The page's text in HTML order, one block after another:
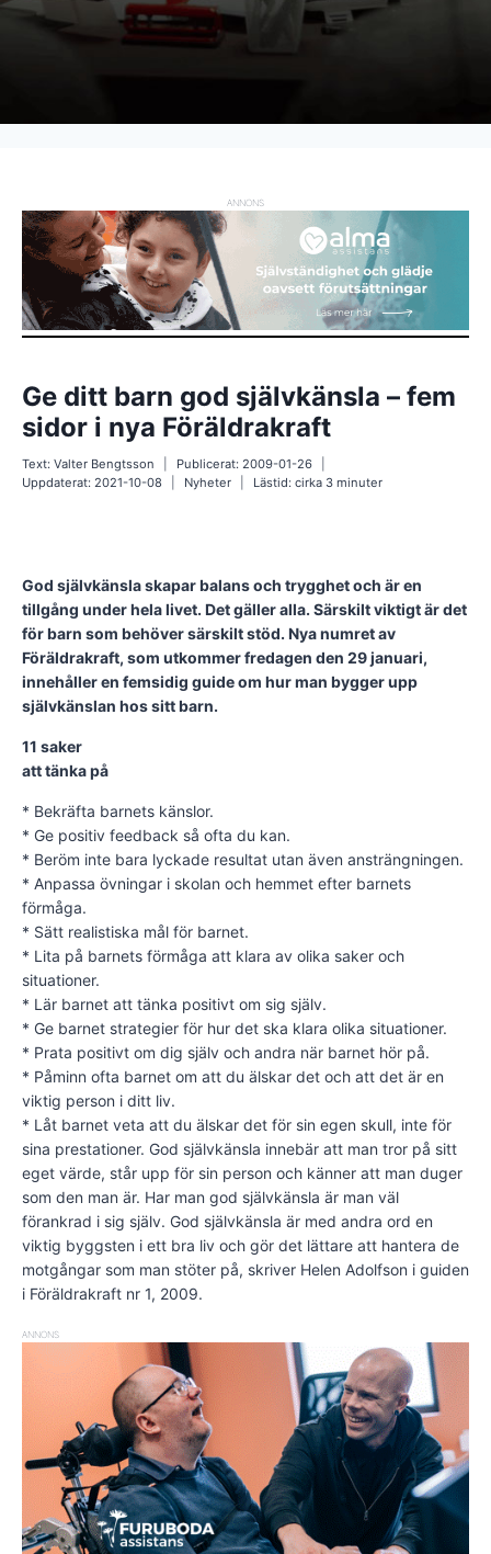
ANNONS
Ge ditt barn god självkänsla – fem
sidor i nya Föräldrakraft
Text: Valter Bengtsson Publicerat: 2009-01-26
Uppdaterat: 2021-10-08 Nyheter Lästid: cirka 3minuter
God självkänsla skapar balans och trygghet och är en
tillgång under hela livet. Det gäller alla. Särskilt viktigt är det
för barn som behöver särskilt stöd. Nya numret av
Föräldrakraft, som utkommer fredagen den 29 januari,
innehåller en femsidig guide om hur man bygger upp
självkänslan hos sitt barn.
11 saker
att tänka på
* Bekräfta barnets känslor.
* Ge positiv feedback så ofta du kan.
* Beröm inte bara lyckade resultat utan även ansträngningen.
* Anpassa övningar i skolan och hemmet efter barnets
förmåga.
* Sätt realistiska mål för barnet.
* Lita på barnets förmåga att klara av olika saker och
situationer.
* Lär barnet att tänka positivt om sig själv.
* Ge barnet strategier för hur det ska klara olika situationer.
* Prata positivt om dig själv och andra när barnet hör på.
* Påminn ofta barnet om att du älskar det och att det är en
viktig person i ditt liv.
* Låt barnet veta att du älskar det för sin egen skull, inte för
sina prestationer. God självkänsla innebär att man tror på sitt
eget värde, står upp för sin person och känner att man duger
som den man är. Har man god självkänsla är man väl
förankrad i sig själv. God självkänsla är med andra ord en
viktig byggsten i ett bra liv och gör det lättare att hantera de
motgångar som man stöter på, skriver Helen Adolfson i guiden
i Föräldrakraft nr 1, 2009.
ANNONS